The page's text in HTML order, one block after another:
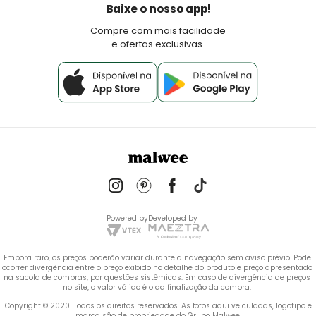
Política de PagamentoBaixe o nosso app!
Compre com mais facilidade
e ofertas exclusivas.
Powered byDeveloped by
Embora raro, os preços poderão variar durante a navegação sem aviso prévio. Pode
ocorrer divergência entre o preço exibido no detalhe do produto e preço apresentado
na sacola de compras, por questões sistêmicas. Em caso de divergência de preços
no site, o valor válido é o da finalização da compra.